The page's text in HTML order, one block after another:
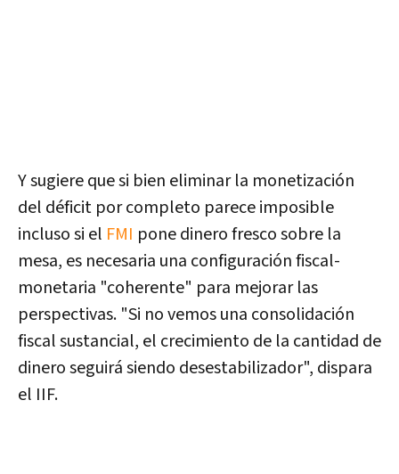
Y sugiere que si bien eliminar la monetización
del déficit por completo parece imposible
incluso si el FMI pone dinero fresco sobre la
mesa, es necesaria una configuración fiscal-
monetaria "coherente" para mejorar las
perspectivas. "Si no vemos una consolidación
fiscal sustancial, el crecimiento de la cantidad de
dinero seguirá siendo desestabilizador", dispara
el IIF.